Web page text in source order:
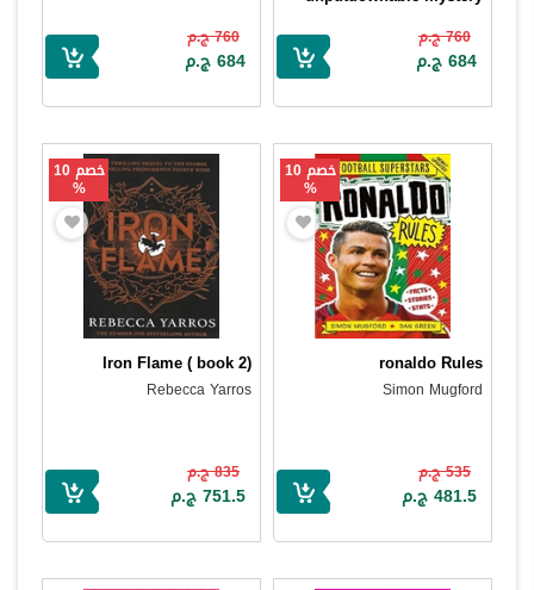
Inheritance Games
Jennifer Lynn Barnes
760 ج.م
684 ج.م
760 ج.م
684 ج.م
خصم 10
%
ronaldo Rules
Simon Mugford
535 ج.م
481.5 ج.م
خصم 10
%
Iron Flame ( book 2)
Rebecca Yarros
835 ج.م
751.5 ج.م